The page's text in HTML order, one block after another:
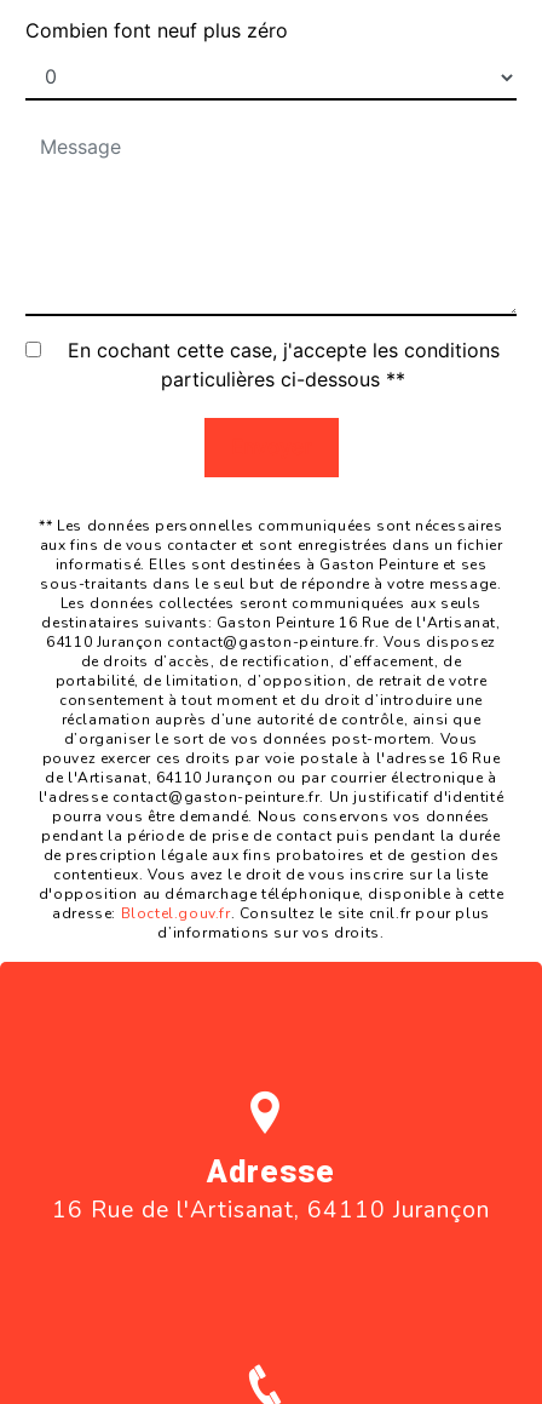
Combien font neuf plus zéro
En cochant cette case, j'accepte les conditions
particulières ci-dessous **
** Les données personnelles communiquées sont nécessaires
aux fins de vous contacter et sont enregistrées dans un fichier
informatisé. Elles sont destinées à Gaston Peinture et ses
sous-traitants dans le seul but de répondre à votre message.
Les données collectées seront communiquées aux seuls
destinataires suivants: Gaston Peinture 16 Rue de l'Artisanat,
64110 Jurançon contact@gaston-peinture.fr. Vous disposez
de droits d’accès, de rectification, d’effacement, de
portabilité, de limitation, d’opposition, de retrait de votre
consentement à tout moment et du droit d’introduire une
réclamation auprès d’une autorité de contrôle, ainsi que
d’organiser le sort de vos données post-mortem. Vous
pouvez exercer ces droits par voie postale à l'adresse 16 Rue
de l'Artisanat, 64110 Jurançon ou par courrier électronique à
l'adresse contact@gaston-peinture.fr. Un justificatif d'identité
pourra vous être demandé. Nous conservons vos données
pendant la période de prise de contact puis pendant la durée
de prescription légale aux fins probatoires et de gestion des
contentieux. Vous avez le droit de vous inscrire sur la liste
d'opposition au démarchage téléphonique, disponible à cette
adresse: Bloctel.gouv.fr. Consultez le site cnil.fr pour plus
d’informations sur vos droits.
Adresse
16 Rue de l'Artisanat, 64110 Jurançon